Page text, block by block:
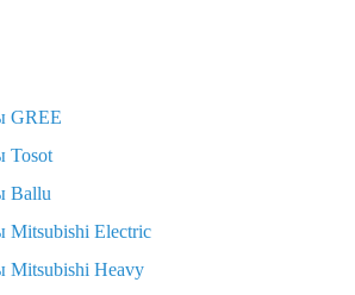
GREE
Tosot
Ballu
Mitsubishi Electric
Mitsubishi Heavy